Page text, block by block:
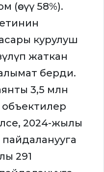
(өсүү 58%).
курулуш
жаткан
берди.
3,5 млн
2024-жылы
291